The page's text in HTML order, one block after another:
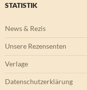
STATISTIK
News & Rezis
Unsere Rezensenten
Verlage
Datenschutzerklärung